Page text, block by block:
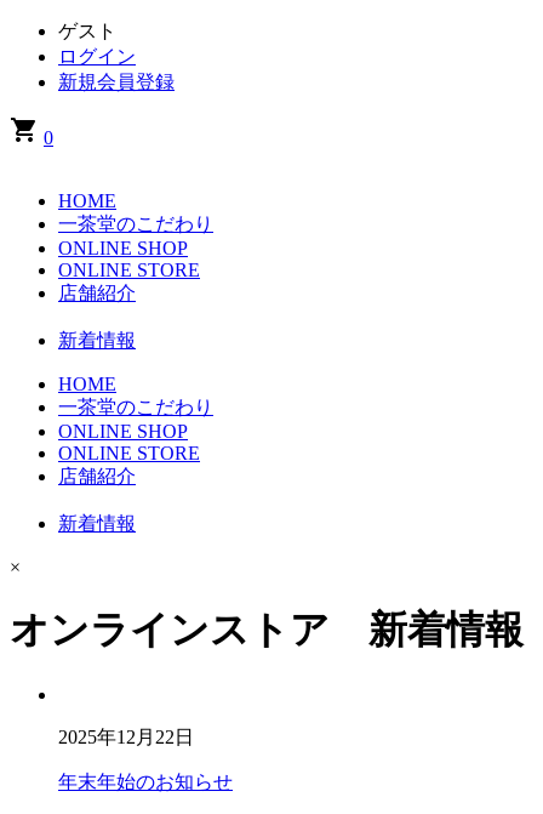
ゲスト
ログイン
新規会員登録
shopping_cart 0
HOME
一茶堂のこだわり
ONLINE SHOP
ONLINE STORE
店舗紹介
新着情報
HOME
一茶堂のこだわり
ONLINE SHOP
ONLINE STORE
店舗紹介
新着情報
×
オンラインストア 新着情報
2025年12月22日
年末年始のお知らせ